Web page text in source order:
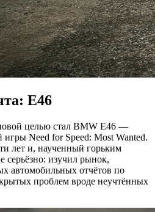
E46
целью стал BMW E46 —
игры Need for Speed: Most Wanted.
лет и, наученный горьким
изучил рынок,
автомобильных отчётов по
проблем вроде неучтённых